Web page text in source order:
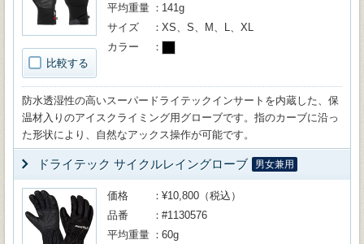
比較する
平均重量
141g
サイズ
XS、S、M、L、XL
カラー
防水透湿性の高いスーパードライテックインサートを内蔵した、保
温材入りのアイスクライミング用グローブです。指のカーブに沿っ
た形状により、自然なアックス操作が可能です。
ドライテック サイクルレイングローブ 男女兼用
価格
¥10,800（税込）
品番
#1130576
平均重量
60g